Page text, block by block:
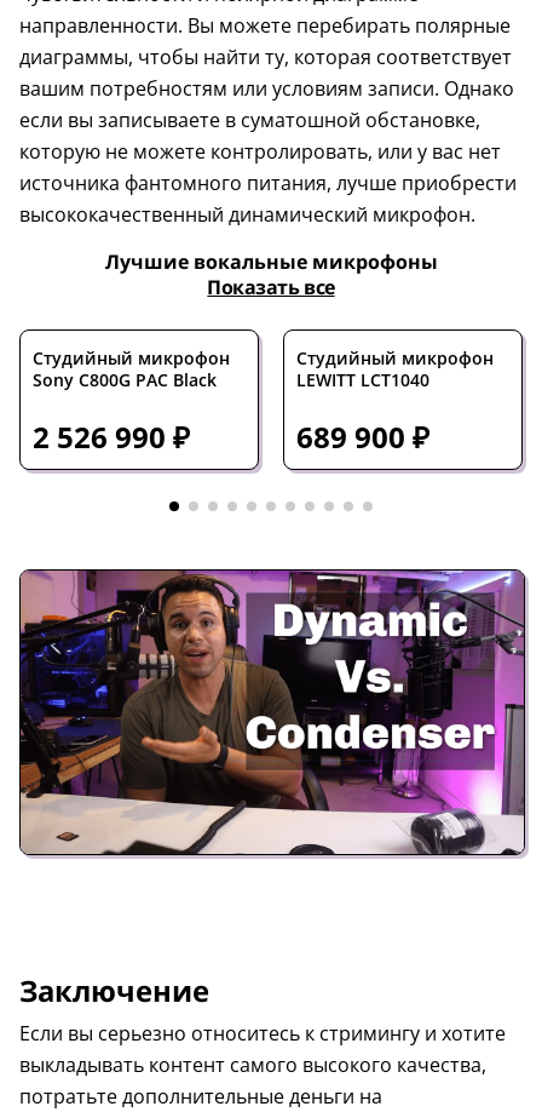
направленности. Вы можете перебирать полярные
диаграммы, чтобы найти ту, которая соответствует
вашим потребностям или условиям записи. Однако
если вы записываете в суматошной обстановке,
которую не можете контролировать, или у вас нет
источника фантомного питания, лучше приобрести
высококачественный динамический микрофон.
Лучшие вокальные микрофоны
Показать все
Студийный микрофон
Sony C800G PAC Black
2 526 990 ₽
Студийный микрофон
LEWITT LCT1040
689 900 ₽
Заключение
Если вы серьезно относитесь к стримингу и хотите
выкладывать контент самого высокого качества,
потратьте дополнительные деньги на